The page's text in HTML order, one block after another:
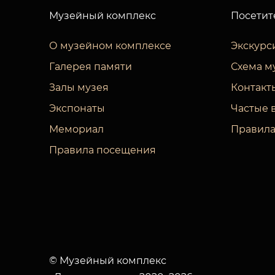
Музейный комплекс
О музейном комплексе
Галерея памяти
Залы музея
Экспонаты
Мемориал
Правила посещения
Схема
Частые
© Музейный комплекс